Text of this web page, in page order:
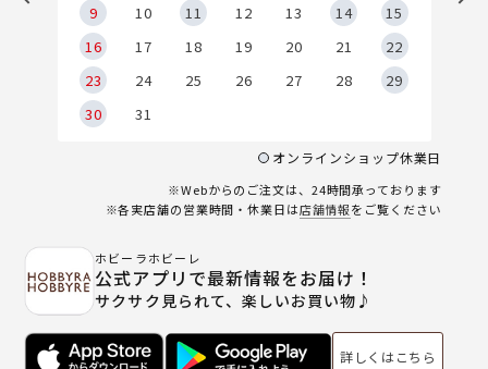
9
10 11 12 13 14
15
16
17 18 19 20 21
22
23
24 25 26 27 28
29
30
31
オンラインショップ休業日
※Webからのご注文は、24時間承っております
※各実店舗の営業時間・休業日は店舗情報をご覧ください
ホビーラホビーレ
公式アプリで最新情報をお届け！
サクサク見られて、楽しいお買い物♪
詳しくはこちら